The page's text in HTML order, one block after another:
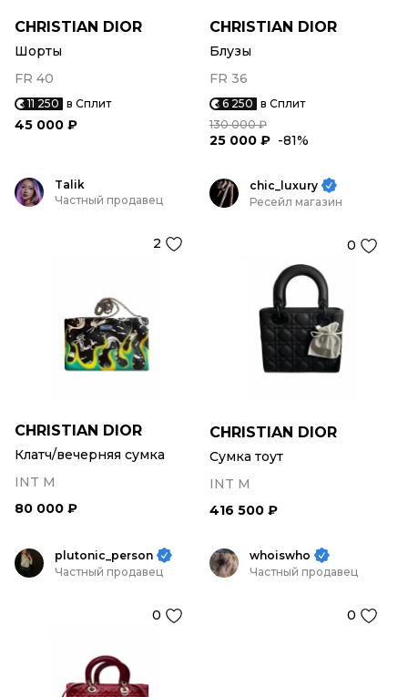
CHRISTIAN DIOR
Шорты
FR 40
11 250 в Сплит
45 000 ₽
CHRISTIAN DIOR
Блузы
FR 36
6 250 в Сплит
130 000 ₽
25 000 ₽ -81%
Talik
Частный продавец
2
CHRISTIAN DIOR
Клатч/вечерняя сумка
INT M
80 000 ₽
chic_luxury
Ресейл магазин
0
CHRISTIAN DIOR
Сумка тоут
INT M
416 500 ₽
plutonic_person
Частный продавец
0
whoiswho
Частный продавец
0